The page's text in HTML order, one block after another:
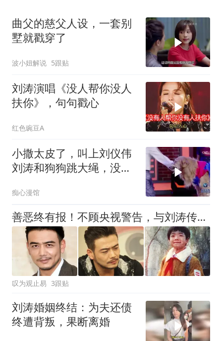
曲父的慈父人设，一套别
墅就戳穿了
波小妞解说 5跟贴
刘涛演唱《没人帮你没人
扶你》，句句戳心
红色豌豆A
小撒太皮了，叫上刘仪伟
刘涛和狗狗跳大绳，没想
痴心漫馆
善恶终有报！不顾央视警告，与刘涛传出绯闻的杨烁，如今逆风翻盘
叹为观止易 3跟贴
刘涛婚姻终结：为夫还债
终遭背叛，果断离婚